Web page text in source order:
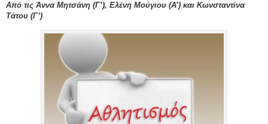
Από τις Άννα Μητσάνη (Γ’), Ελένη Μούγιου (Α’) και Κωνσταντίνα
Τάτου (Γ’)